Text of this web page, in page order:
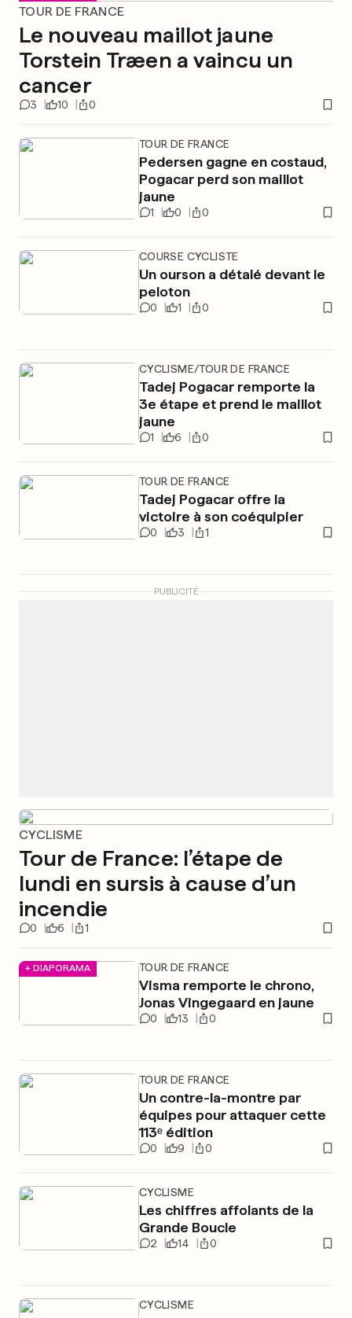
TOUR DE FRANCE
Le nouveau maillot jaune
Torstein Træen a vaincu un
cancer
3 10 0
TOUR DE FRANCE
Pedersen gagne en costaud,
Pogacar perd son maillot
jaune
1 0 0
COURSE CYCLISTE
Un ourson a détalé devant le
peloton
0 1 0
CYCLISME/TOUR DE FRANCE
Tadej Pogacar remporte la
3e étape et prend le maillot
jaune
1 6 0
TOUR DE FRANCE
Tadej Pogacar offre la
victoire à son coéquipier
0 3 1
PUBLICITÉ
CYCLISME
Tour de France: l’étape de
lundi en sursis à cause d’un
incendie
0 6 1
+ DIAPORAMA TOUR DE FRANCE
Visma remporte le chrono,
Jonas Vingegaard en jaune
0 13 0
TOUR DE FRANCE
Un contre-la-montre par
équipes pour attaquer cette
113ᵉ édition
0 9 0
CYCLISME
Les chiffres affolants de la
Grande Boucle
2 14 0
CYCLISME